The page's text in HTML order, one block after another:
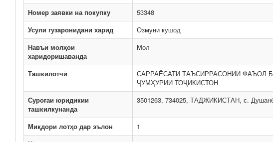
Номер заявки на покупку
53348
Усули гузаронидани харид
Озмуни кушод
Навъи молҳои
харидоришаванда
Мол
Ташкилотчӣ
САРРАЁСАТИ ТАЪСИРРАСОНИИ ФАЪОЛ
ҶУМҲУРИИ ТОҶИКИСТОН
Суроғаи юридикии
ташкилкунанда
3501263, 734025, ТАДЖИКИСТАН, с.
Миқдори лотҳо дар эълон
1